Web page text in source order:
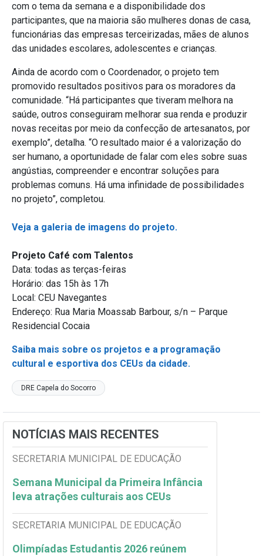
com o tema da semana e a disponibilidade dos
participantes, que na maioria são mulheres donas de casa,
funcionárias das empresas terceirizadas, mães de alunos
das unidades escolares, adolescentes e crianças.
Ainda de acordo com o Coordenador, o projeto tem
promovido resultados positivos para os moradores da
comunidade. “Há participantes que tiveram melhora na
saúde, outros conseguiram melhorar sua renda e produzir
novas receitas por meio da confecção de artesanatos, por
exemplo”, detalha. “O resultado maior é a valorização do
ser humano, a oportunidade de falar com eles sobre suas
angústias, compreender e encontrar soluções para
problemas comuns. Há uma infinidade de possibilidades
no projeto”, completou.
Veja a galeria de imagens do projeto.
Projeto Café com Talentos
Data: todas as terças-feiras
Horário: das 15h às 17h
Local: CEU Navegantes
Endereço: Rua Maria Moassab Barbour, s/n – Parque
Residencial Cocaia
Saiba mais sobre os projetos e a programação
cultural e esportiva dos CEUs da cidade.
DRE Capela do Socorro
NOTÍCIAS MAIS RECENTES
SECRETARIA MUNICIPAL DE EDUCAÇÃO
Semana Municipal da Primeira Infância
leva atrações culturais aos CEUs
SECRETARIA MUNICIPAL DE EDUCAÇÃO
Olimpíadas Estudantis 2026 reúnem